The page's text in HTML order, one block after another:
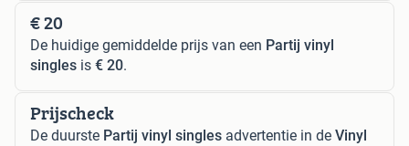
€ 20
De huidige gemiddelde prijs van een Partij vinyl
singles is € 20.
Prijscheck
De duurste Partij vinyl singles advertentie in de Vinyl